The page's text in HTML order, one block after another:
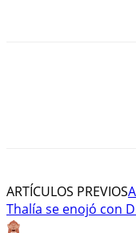
ARTÍCULOS PREVIOS
Thalía se enojó con